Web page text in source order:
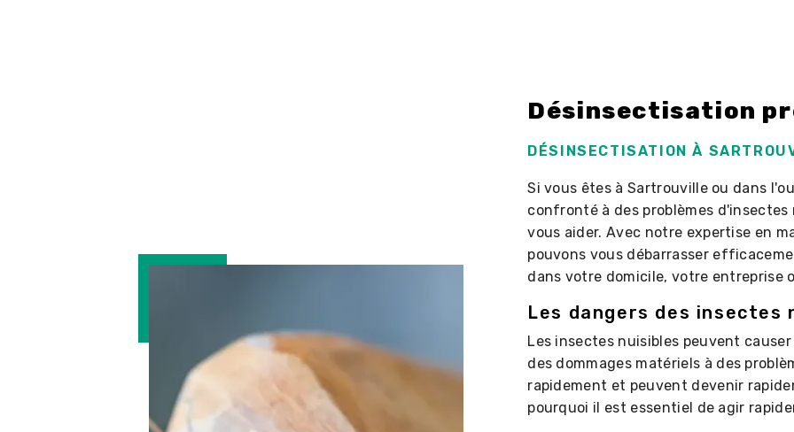
Désinsectisation
DÉSINSECTISATION À
Si vous êtes à Sartrouville ou dans
confronté à des problèmes d'insectes
vous aider. Avec notre expertise en
pouvons vous débarrasser
dans votre domicile, votre entreprise
Les dangers des insectes
Les insectes nuisibles peuvent
des dommages matériels à des
rapidement et peuvent devenir
pourquoi il est essentiel de agir